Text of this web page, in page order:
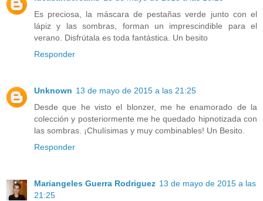
Es preciosa, la máscara de pestañas verde junto con el
lápiz y las sombras, forman un imprescindible para el
verano. Disfrútala es toda fantástica. Un besito
Responder
Unknown 13 de mayo de 2015 a las 21:25
Desde que he visto el blonzer, me he enamorado de la
colección y posteriormente me he quedado hipnotizada con
las sombras. ¡Chulísimas y muy combinables! Un Besito.
Responder
Mariangeles Guerra Rodriguez 13 de mayo de 2015 a las
21:25